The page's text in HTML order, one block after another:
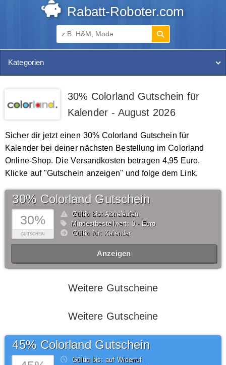
Rabatt-Roboter.com
Kategorien
30% Colorland Gutschein für
Kalender - August 2026
Sicher dir jetzt einen 30% Colorland Gutschein für
Kalender bei deiner nächsten Bestellung im Colorland
Online-Shop. Die Versandkosten betragen 4,95 Euro.
Klicke auf "Gutschein anzeigen" und folge dem Link.
30%
GUTSCHEIN
30% Colorland Gutschein
Gültig bis: Abgelaufen
Mindestbestellwert: 0,- Euro
Gültig für: Kalender
Anzeigen
Weitere Gutscheine
Weitere Gutscheine
45% Colorland Gutschein
Gültig bis: auf Widerruf